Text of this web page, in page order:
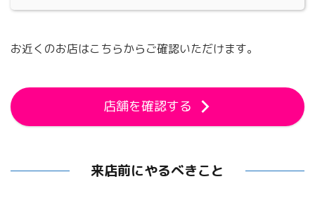
お近くのお店はこちらからご確認いただけます。
店舗を確認する
来店前にやるべきこと